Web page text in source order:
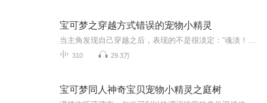
宝可梦之穿越方式错误的宠物小精灵
310 29.3万
宝可梦同人神奇宝贝宠物小精灵之庭树